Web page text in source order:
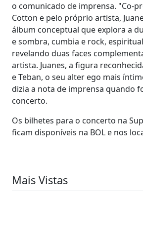
o comunicado de imprensa. "Co-
Cotton e pelo próprio artista,
álbum conceptual que explora a
e sombra, cumbia e rock,
revelando duas faces
artista. Juanes, a figura
e Teban, o seu alter ego mais
dizia a nota de imprensa quando
concerto.
Os bilhetes para o concerto na
ficam disponíveis na BOL e nos
Mais Vistas